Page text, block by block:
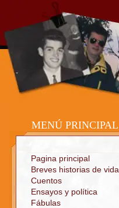
Sitio oficial
MENÚ PRINCIPAL
Pagina principal
Breves historias de vida
Cuentos
Ensayos y política
Fábulas